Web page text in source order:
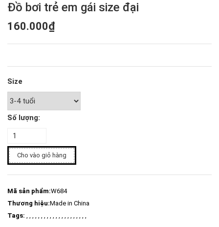
Đồ bơi trẻ em gái size đại
160.000₫
Size
Số lượng:
Cho vào giỏ hàng
Mã sản phẩm:W684
Thương hiệu:Made in China
Tags: , , , , , , , , , , , , , , , , , , , , ,